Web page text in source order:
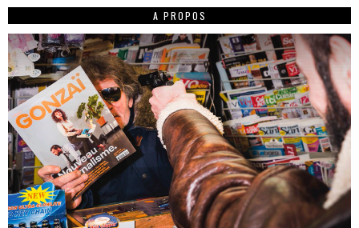
A PROPOS